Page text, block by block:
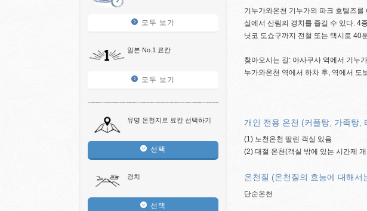
모두 보기
일본 No.1 료칸
모두 보기
유명 온천지로 료칸 선택하기
선택
경치
선택
기누가와온천 기누가와 파크 호텔즈
실에서 산림의 경치를 즐길 수 있다. 4
닛코 도쇼구까지 전철 또는 택시로 40
찾아오시는 길: 아사쿠사 역에서 기누
누가와온천 역에서 하차 후, 역에서 도
개인 전용 온천 (커플탕, 가족탕,
(1) 노천온천 딸린 객실 있음
(2) 대절 온천(객실 밖에 있는 시간제
온천질 (온천질의 효능에 대해서
단순온천